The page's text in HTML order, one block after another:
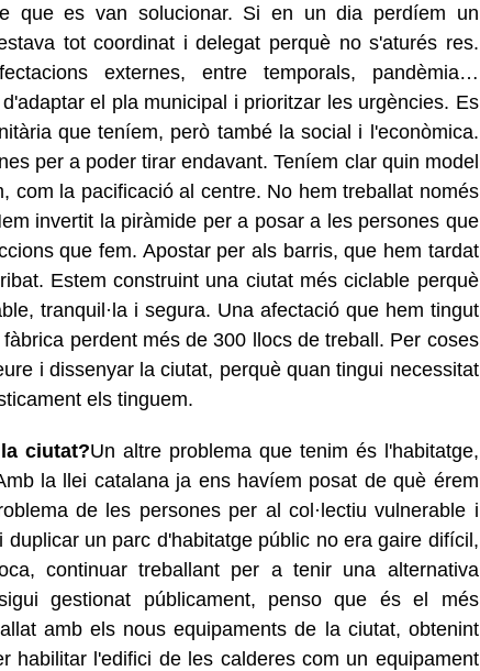
que es van solucionar. Si en un dia perdíem un
tot coordinat i delegat perquè no s'aturés res.
externes, entre temporals, pandèmia…
el pla municipal i prioritzar les urgències. Es
que teníem, però també la social i l'econòmica.
per a poder tirar endavant. Teníem clar quin model
com la pacificació al centre. No hem treballat només
invertit la piràmide per a posar a les persones que
que fem. Apostar per als barris, que hem tardat
Estem construint una ciutat més ciclable perquè
tranquil·la i segura. Una afectació que hem tingut
perdent més de 300 llocs de treball. Per coses
i dissenyar la ciutat, perquè quan tingui necessitat
els tinguem.
ciutat?Un altre problema que tenim és l'habitatge,
la llei catalana ja ens havíem posat de què érem
de les persones per al col·lectiu vulnerable i
duplicar un parc d'habitatge públic no era gaire difícil,
continuar treballant per a tenir una alternativa
gestionat públicament, penso que és el més
amb els nous equipaments de la ciutat, obtenint
habilitar l'edifici de les calderes com un equipament